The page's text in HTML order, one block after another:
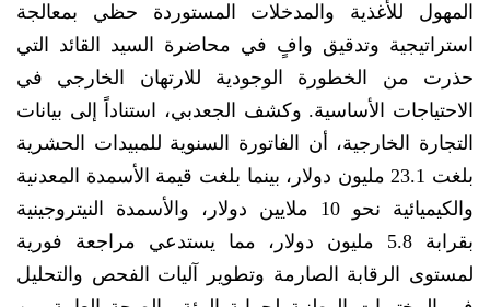
المهول للأغذية والمدخلات المستوردة حظي بمعالجة
استراتيجية وتدقيق وافٍ في محاضرة السيد القائد التي
حذرت من الخطورة الوجودية للارتهان الخارجي في
الاحتياجات الأساسية. وكشف الجعدبي، استناداً إلى بيانات
التجارة الخارجية، أن الفاتورة السنوية للمبيدات الحشرية
بلغت 23.1 مليون دولار، بينما بلغت قيمة الأسمدة المعدنية
والكيميائية نحو 10 ملايين دولار، والأسمدة النيتروجينية
بقرابة 5.8 مليون دولار، مما يستدعي مراجعة فورية
لمستوى الرقابة الصارمة وتطوير آليات الفحص والتحليل